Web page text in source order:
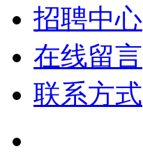
招聘中心
在线留言
联系方式